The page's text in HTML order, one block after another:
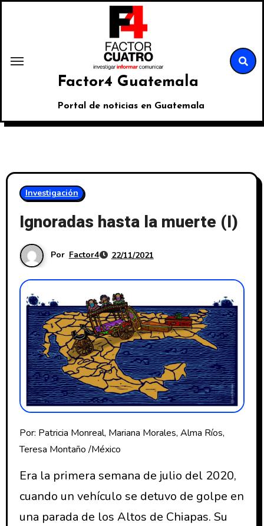
Factor4 Guatemala
Portal de noticias en Guatemala
Investigación
Ignoradas hasta la muerte (I)
Por Factor4 22/11/2021
Por: Patricia Monreal, Mariana Morales, Alma Ríos,
Teresa Montaño /México
Era la primera semana de julio del 2020,
cuando un vehículo se detuvo de golpe en
una parada de los Altos de Chiapas. Su